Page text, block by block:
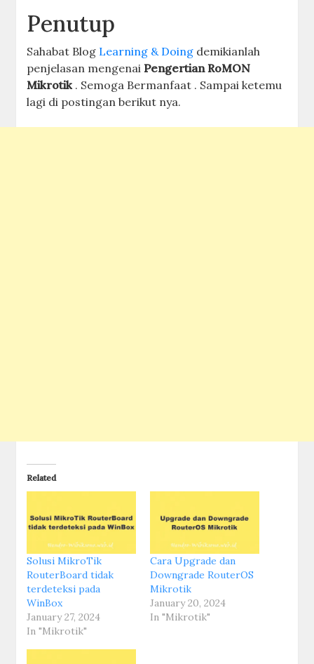
Penutup
Sahabat Blog Learning & Doing demikianlah
penjelasan mengenaiPengertian RoMON
Mikrotik . Semoga Bermanfaat . Sampai ketemu
lagi di postingan berikut nya.
Related
Solusi MikroTik
RouterBoard tidak
terdeteksi pada
WinBox
January 27, 2024
In "Mikrotik"
Cara Upgrade dan
Downgrade RouterOS
Mikrotik
January 20, 2024
In "Mikrotik"